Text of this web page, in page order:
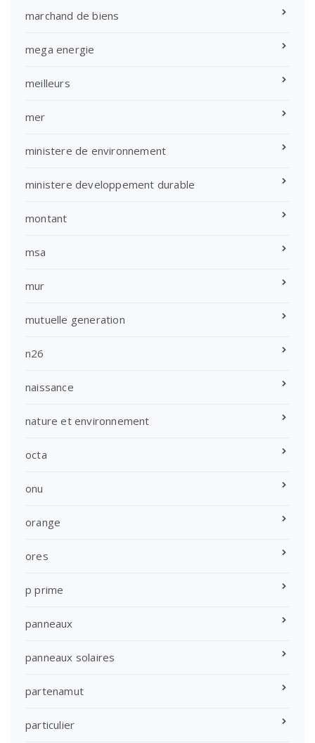
marchand de biens
mega energie
meilleurs
mer
ministere de environnement
ministere developpement durable
montant
msa
mur
mutuelle generation
n26
naissance
nature et environnement
octa
onu
orange
ores
p prime
panneaux
panneaux solaires
partenamut
particulier